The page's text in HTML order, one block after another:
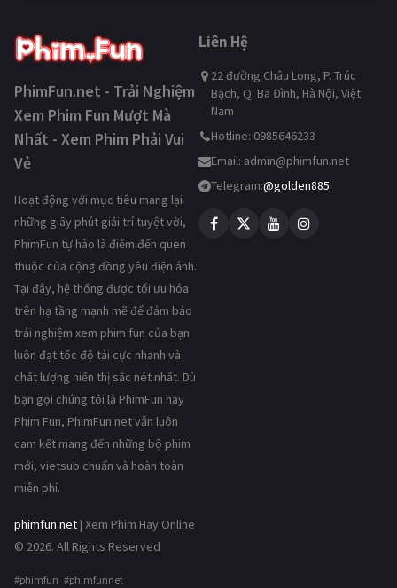
PhimFun.net - Trải Nghiệm
Xem Phim Fun Mượt Mà
Nhất - Xem Phim Phải Vui
Vẻ
Hoạt động với mục tiêu mang lại
những giây phút giải trí tuyệt vời,
PhimFun tự hào là điểm đến quen
thuộc của cộng đồng yêu điện ảnh.
Tại đây, hệ thống được tối ưu hóa
trên hạ tầng mạnh mẽ để đảm bảo
trải nghiệm xem phim fun của bạn
luôn đạt tốc độ tải cực nhanh và
chất lượng hiển thị sắc nét nhất. Dù
bạn gọi chúng tôi là PhimFun hay
Phim Fun, PhimFun.net vẫn luôn
cam kết mang đến những bộ phim
mới, vietsub chuẩn và hoàn toàn
miễn phí.
phimfun.net | Xem Phim Hay Online
© 2026. All Rights Reserved
#phimfun #phimfunnet
Liên Hệ
22 đường Châu Long, P. Trúc
Bạch, Q. Ba Đình, Hà Nội, Việt
Nam
Hotline: 0985646233
Email: admin@phimfun.net
Telegram:@golden885